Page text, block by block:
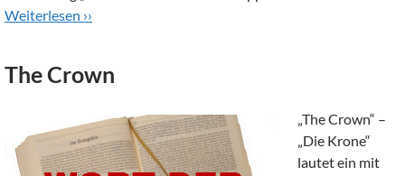
Weiterlesen ››
The Crown
„The Crown“ –
„Die Krone“
lautet ein mit